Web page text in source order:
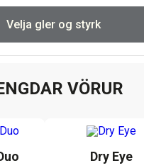
og sprey
Velja gler og styrk
VÖRUR
Dry Eye